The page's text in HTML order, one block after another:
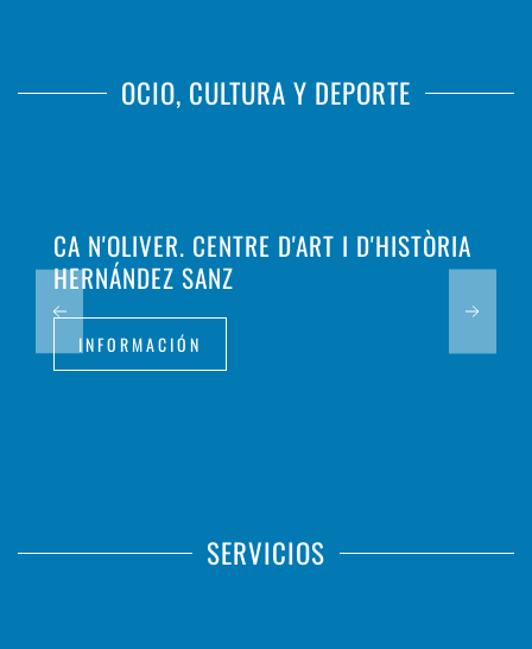
OCIO, CULTURA Y DEPORTE
CA N'OLIVER. CENTRE D'ART I D'HISTÒRIA
HERNÁNDEZ SANZ
INFORMACIÓN
SERVICIOS